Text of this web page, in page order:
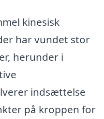
kinesisk
har vundet stor
herunder i
indsættelse
på kroppen for